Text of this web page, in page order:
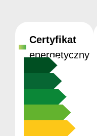
Certyfikat
energetyczny